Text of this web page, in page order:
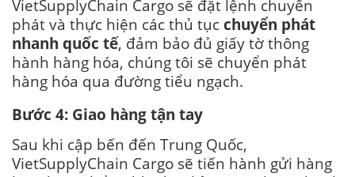
VietSupplyChain Cargo sẽ đặt lệnh chuyển
phát và thực hiện các thủ tục chuyển phát
nhanh quốc tế, đảm bảo đủ giấy tờ thông
hành hàng hóa, chúng tôi sẽ chuyển phát
hàng hóa qua đường tiểu ngạch.
Bước 4: Giao hàng tận tay
Sau khi cập bến đến Trung Quốc,
VietSupplyChain Cargo sẽ tiến hành gửi hàng